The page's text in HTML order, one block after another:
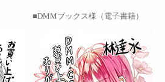
DMMブックス様（電子書籍）